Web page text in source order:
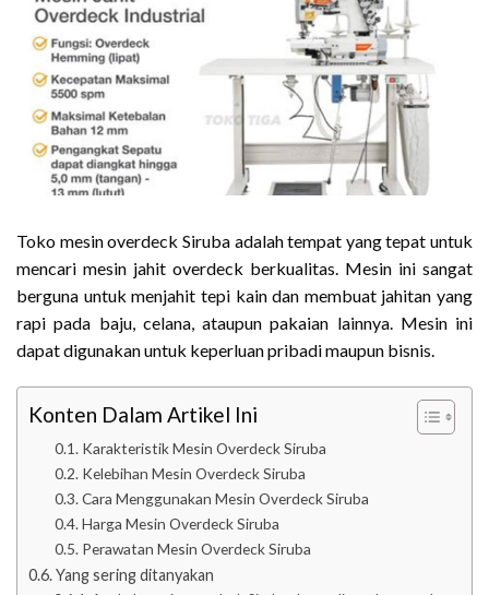
Toko mesin overdeck Siruba adalah tempat yang tepat untuk
mencari mesin jahit overdeck berkualitas. Mesin ini sangat
berguna untuk menjahit tepi kain dan membuat jahitan yang
rapi pada baju, celana, ataupun pakaian lainnya. Mesin ini
dapat digunakan untuk keperluan pribadi maupun bisnis.
Konten Dalam Artikel Ini
Karakteristik Mesin Overdeck Siruba
Kelebihan Mesin Overdeck Siruba
Cara Menggunakan Mesin Overdeck Siruba
Harga Mesin Overdeck Siruba
Perawatan Mesin Overdeck Siruba
Yang sering ditanyakan